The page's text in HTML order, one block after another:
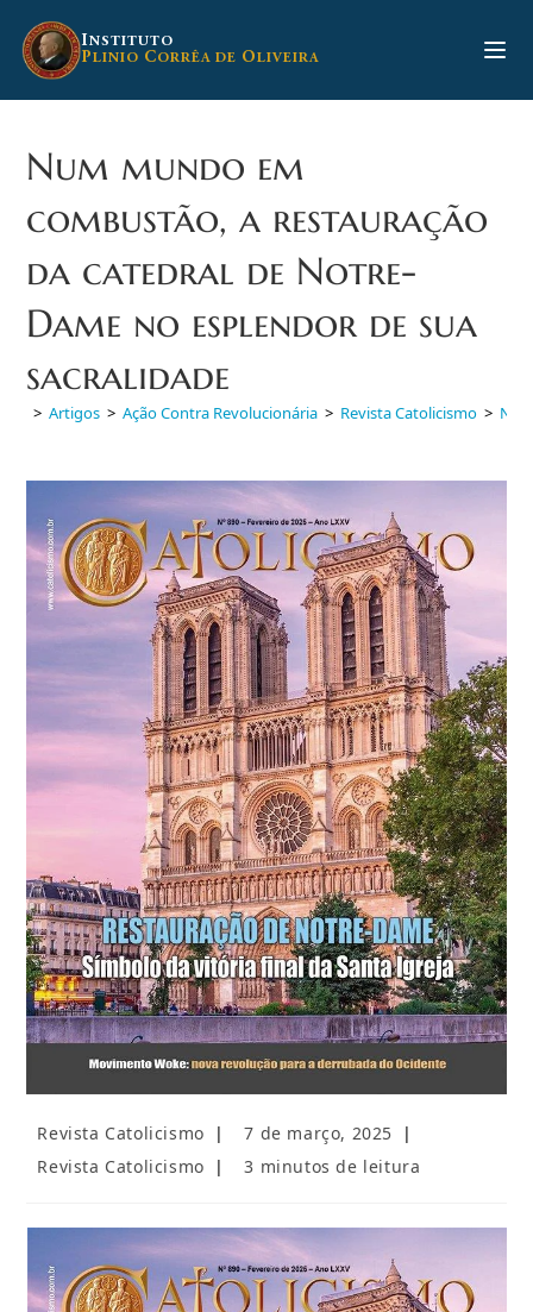
para
INSTITUTO
PLINIO CORRÊA DE OLIVEIRA
Num mundo em
combustão, a restauração
da catedral de Notre-
Dame no esplendor de sua
sacralidade
> Artigos > Ação Contra Revolucionária > Revista Catolicismo >
Autor
post:
Revista Catolicismo
Post
publicado:
7 de março, 2025
Categoria
Revista Catolicismo
Tempo
3 minutos de leitura